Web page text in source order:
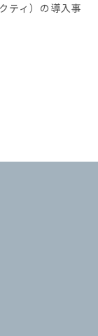
ティ）の導入事